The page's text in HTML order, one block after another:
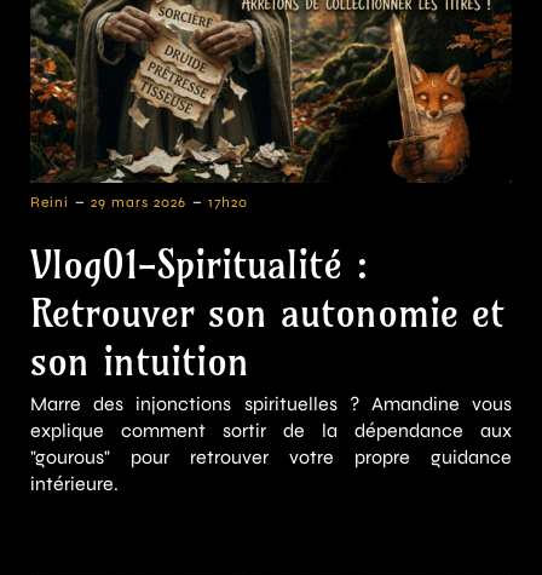
Reini - 29 mars 2026 - 17h20
Vlog01-Spiritualité :
Retrouver son autonomie et
son intuition
Marre des injonctions spirituelles ? Amandine vous
explique comment sortir de la dépendance aux
"gourous" pour retrouver votre propre guidance
intérieure.